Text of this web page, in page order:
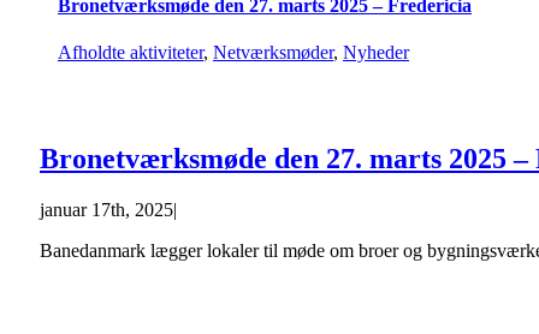
Bronetværksmøde den 27. marts 2025 – Fredericia
Afholdte aktiviteter, Netværksmøder, Nyheder
Bronetværksmøde den 27. marts 2025
januar 17th, 2025|
Banedanmark lægger lokaler til møde om broer og